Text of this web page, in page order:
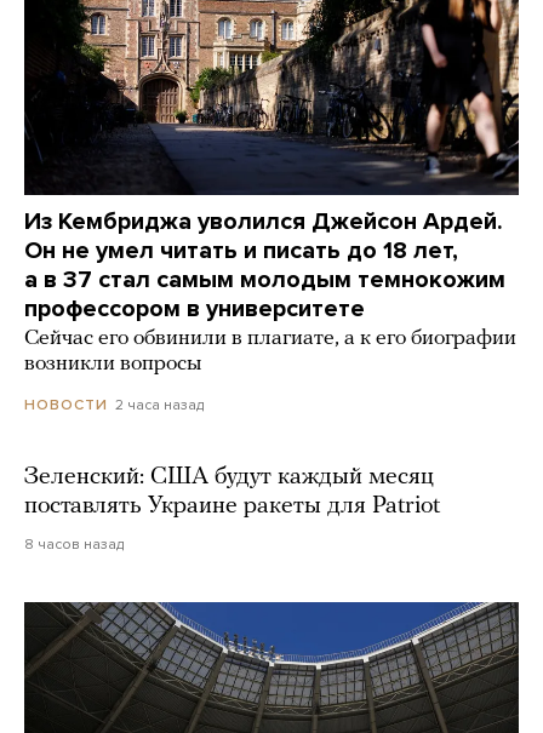
Из Кембриджа уволился Джейсон Ардей.
Он не умел читать и писать до 18 лет,
а в 37 стал самым молодым темнокожим
профессором в университете
Сейчас его обвинили в плагиате, а к его биографии
возникли вопросы
НОВОСТИ 2 часа назад
Зеленский: США будут каждый месяц
поставлять Украине ракеты для Patriot
8 часов назад